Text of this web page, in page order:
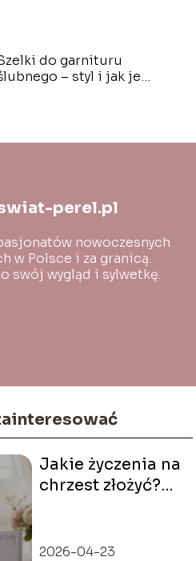
do garnituru
– styl i jak je
perel.pl
nowoczesnych
w Polsce i za granicą.
swój wygląd i sylwetkę.
Jakie życzenia na
chrzest złożyć?
2026-04-23